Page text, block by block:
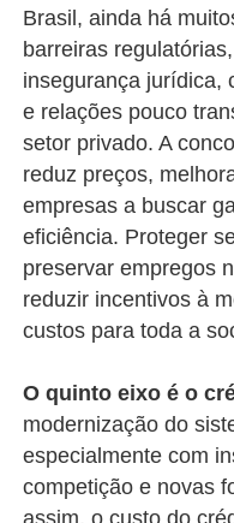
Brasil, ainda há
barreiras
insegurança jurídica,
e relações pouco
setor privado. A
reduz preços,
empresas a buscar
eficiência. Proteger
preservar empregos
reduzir incentivos à
custos para toda a
O quinto eixo é o
modernização do
especialmente com
competição e novas
assim, o custo do